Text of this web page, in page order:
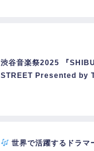
渋谷音楽祭2025 『
STREET Presented by
世界で活躍するドラマ